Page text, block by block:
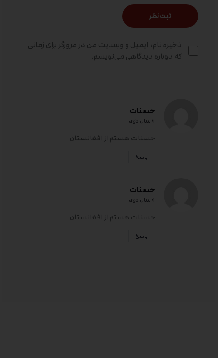
ذخیره نام، ایمیل و وبسایت من در مرورگر برای زمانی
که دوباره دیدگاهی می‌نویسم.
حسنات
4 سال ago
حسنات هستم از افغانستان
پاسخ
حسنات
4 سال ago
حسنات هستم از افغانستان
پاسخ